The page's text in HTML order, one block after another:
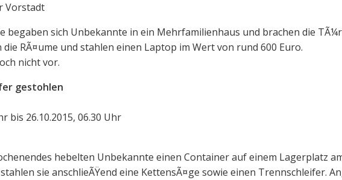
Vorstadt
begaben sich Unbekannte in ein Mehrfamilienhaus und brachen die
RÃ¤ume und stahlen einen Laptop im Wert von rund 600 Euro.
nicht vor.
gestohlen
bis 26.10.2015, 06.30 Uhr
hebelten Unbekannte einen Container auf einem Lagerplatz
sie anschlieÃŸend eine KettensÃ¤ge sowie einen Trennschleifer.